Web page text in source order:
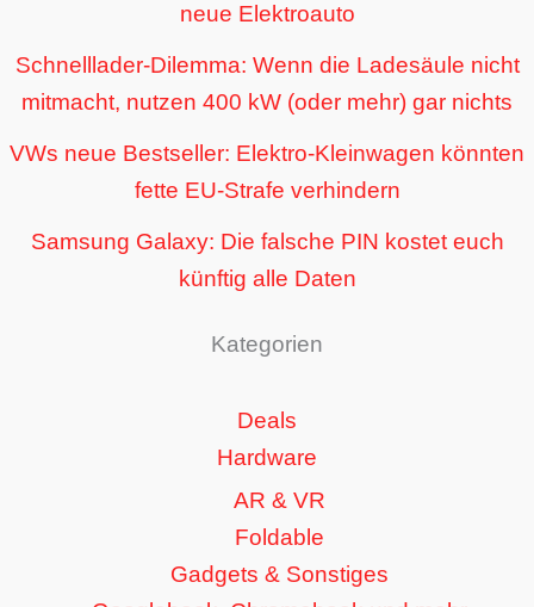
neue Elektroauto
Schnelllader-Dilemma: Wenn die Ladesäule nicht
mitmacht, nutzen 400 kW (oder mehr) gar nichts
VWs neue Bestseller: Elektro-Kleinwagen könnten
fette EU-Strafe verhindern
Samsung Galaxy: Die falsche PIN kostet euch
künftig alle Daten
Kategorien
Deals
Hardware
AR & VR
Foldable
Gadgets & Sonstiges